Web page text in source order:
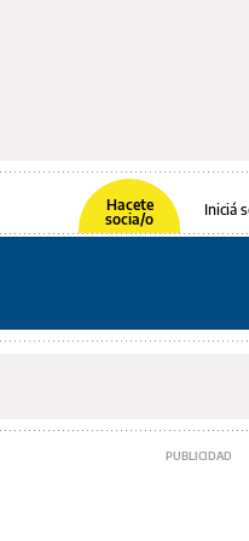
Hacete
socia/o
Iniciá